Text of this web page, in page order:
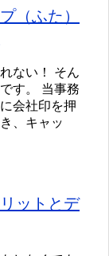
（ふた）
ない！ そん
す。 当事務
会社印を押
、キャッ
ットとデ